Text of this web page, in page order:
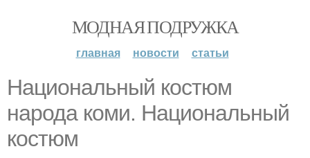
МОДНАЯ ПОДРУЖКА
главная новости статьи
Национальный костюм
народа коми. Национальный
костюм